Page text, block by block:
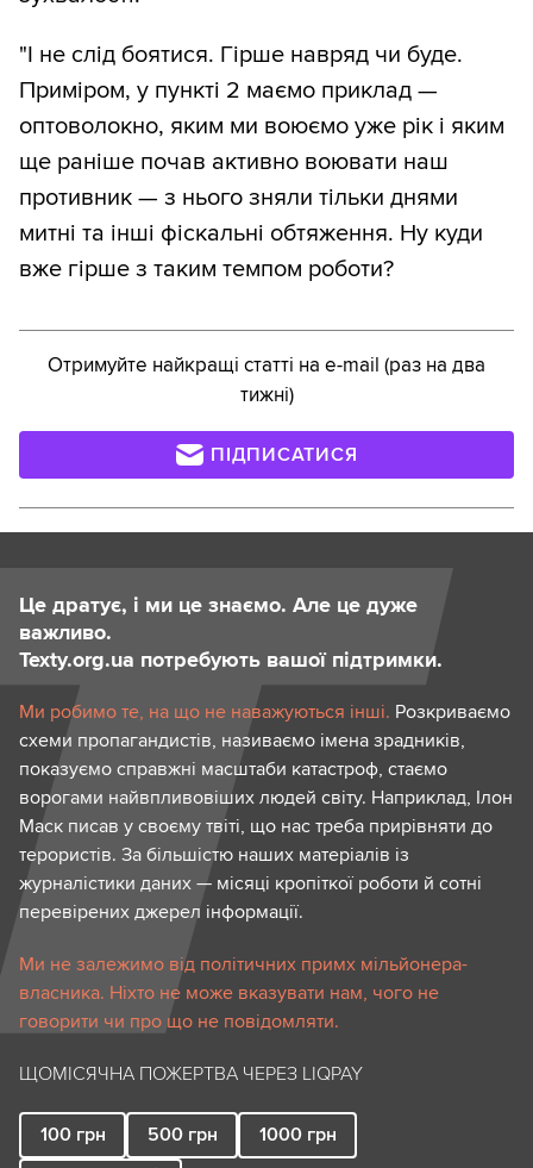
"І не слід боятися. Гірше навряд чи буде.
Приміром, у пункті 2 маємо приклад —
оптоволокно, яким ми воюємо уже рік і яким
ще раніше почав активно воювати наш
противник — з нього зняли тільки днями
митні та інші фіскальні обтяження. Ну куди
вже гірше з таким темпом роботи?
Отримуйте найкращі статті на e-mail (раз на два
тижні)
ПІДПИСАТИСЯ
Це дратує, і ми це знаємо. Але це дуже
важливо.
Texty.org.ua потребують вашої підтримки.
Ми робимо те, на що не наважуються інші. Розкриваємо
схеми пропагандистів, називаємо імена зрадників,
показуємо справжні масштаби катастроф, стаємо
ворогами найвпливовіших людей світу. Наприклад, Ілон
Маск писав у своєму твіті, що нас треба прирівняти до
терористів. За більшістю наших матеріалів із
журналістики даних — місяці кропіткої роботи й сотні
перевірених джерел інформації.
Ми не залежимо від політичних примх мільйонера-
власника. Ніхто не може вказувати нам, чого не
говорити чи про що не повідомляти.
ЩОМІСЯЧНА ПОЖЕРТВА ЧЕРЕЗ LIQPAY
100 грн 500 грн 1000 грн